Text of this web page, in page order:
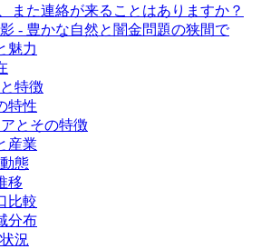
また連絡が来ることはありますか？
- 豊かな自然と闇金問題の狭間で
魅力
特徴
特性
とその特徴
産業
態
移
比較
分布
況